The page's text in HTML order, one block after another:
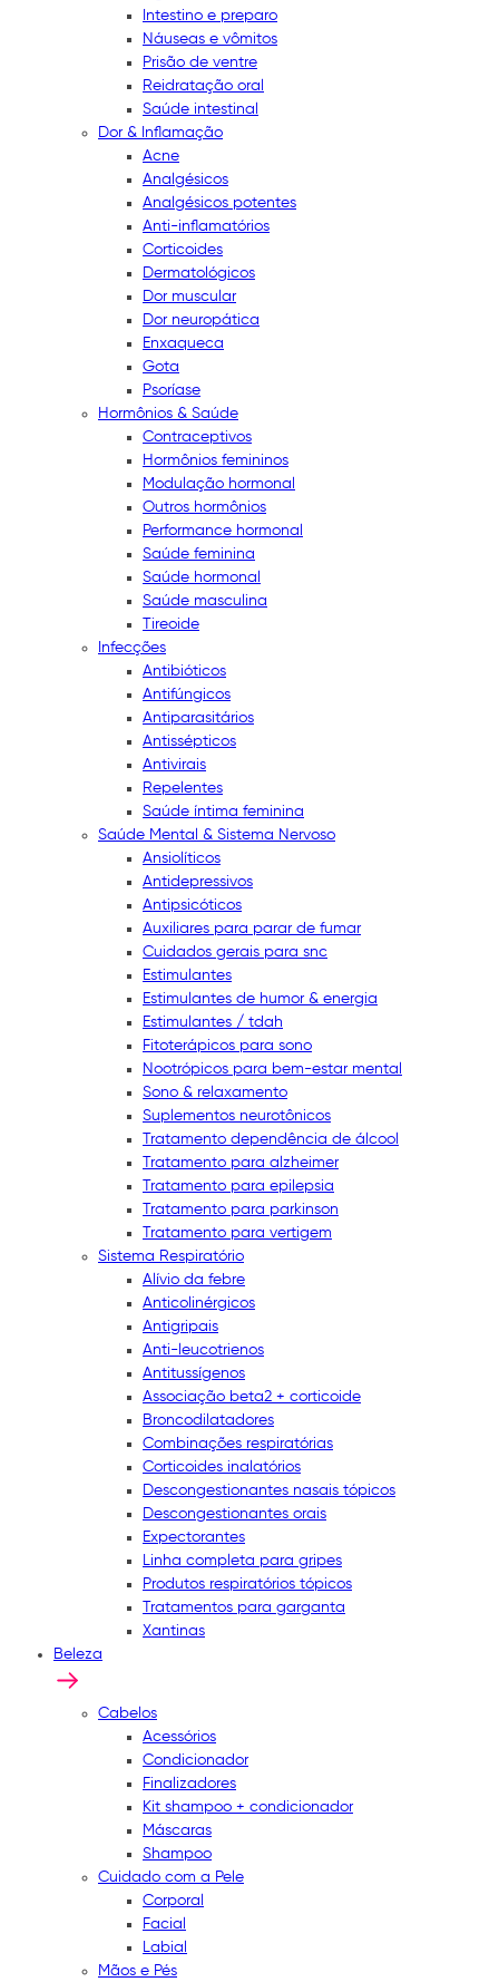
Intestino e preparo
Náuseas e vômitos
Prisão de ventre
Reidratação oral
Saúde intestinal
Dor & Inflamação
Acne
Analgésicos
Analgésicos potentes
Anti-inflamatórios
Corticoides
Dermatológicos
Dor muscular
Dor neuropática
Enxaqueca
Gota
Psoríase
Hormônios & Saúde
Contraceptivos
Hormônios femininos
Modulação hormonal
Outros hormônios
Performance hormonal
Saúde feminina
Saúde hormonal
Saúde masculina
Tireoide
Infecções
Antibióticos
Antifúngicos
Antiparasitários
Antissépticos
Antivirais
Repelentes
Saúde íntima feminina
Saúde Mental & Sistema Nervoso
Ansiolíticos
Antidepressivos
Antipsicóticos
Auxiliares para parar de fumar
Cuidados gerais para snc
Estimulantes
Estimulantes de humor & energia
Estimulantes / tdah
Fitoterápicos para sono
Nootrópicos para bem-estar mental
Sono & relaxamento
Suplementos neurotônicos
Tratamento dependência de álcool
Tratamento para alzheimer
Tratamento para epilepsia
Tratamento para parkinson
Tratamento para vertigem
Sistema Respiratório
Alívio da febre
Anticolinérgicos
Antigripais
Anti-leucotrienos
Antitussígenos
Associação beta2 + corticoide
Broncodilatadores
Combinações respiratórias
Corticoides inalatórios
Descongestionantes nasais tópicos
Descongestionantes orais
Expectorantes
Linha completa para gripes
Produtos respiratórios tópicos
Tratamentos para garganta
Xantinas
Beleza
Cabelos
Acessórios
Condicionador
Finalizadores
Kit shampoo + condicionador
Máscaras
Shampoo
Cuidado com a Pele
Corporal
Facial
Labial
Mãos e Pés